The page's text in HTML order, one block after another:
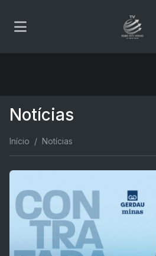
Notícias
Início Notícias